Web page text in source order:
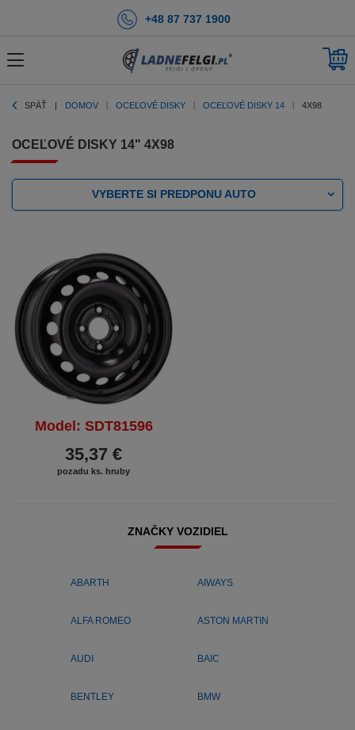
+48 87 737 1900
SPÄŤ DOMOV OCEĽOVÉ DISKY OCEĽOVÉ DISKY 14 4X98
OCEĽOVÉ DISKY 14" 4X98
VYBERTE SI PREDPONU AUTO
Model: SDT81596
35,37 €
pozadu ks. hruby
ZNAČKY VOZIDIEL
ABARTH AIWAYS
ALFA ROMEO ASTON MARTIN
AUDI BAIC
BENTLEY BMW